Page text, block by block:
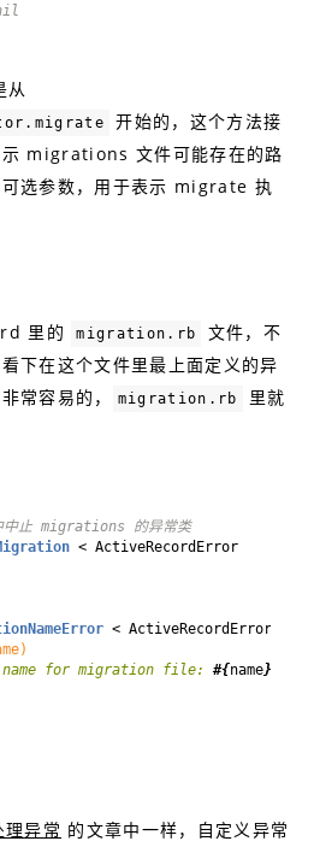
开始的，这个方法接
示 migrations 文件可能存在的路
选参数，用于表示 migrate 执
里的 migration.rb
文件，不
下在这个文件里最上面定义的异
常容易的，
migration.rb
里就
中止 migrations 的异常类
< ActiveRecordError
< ActiveRecordError
for migration file: #{name}
异常 的文章中一样，自定义异常